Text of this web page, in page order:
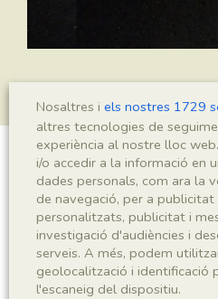
Leptolepis
Sigla
MSE 568
Nosaltres i els nostres 1729
altres tecnologies de
experiència al nostre lloc
i/o accedir a la informació en
dades personals, com ara la
de navegació, per a
personalitzats, publicitat i
investigació d'audiències i
serveis. A més, podem
geolocalització i identificació
l'escaneig del dispositiu.